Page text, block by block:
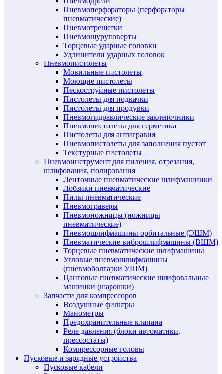
Пневмоперфораторы (перфораторы
пневматические)
Пневмотрещетки
Пневмошуруповерты
Торцевые ударные головки
Удлинители ударных головок
Пневмопистолеты
Мовильные пистолеты
Моющие пистолеты
Пескоструйные пистолеты
Пистолеты для подкачки
Пистолеты для продувки
Пневмогидравлические заклепочники
Пневмопистолеты для герметика
Пистолеты для антигравия
Пневмопистолеты для заполнения пустот
Текстурные пистолеты
Пневмоинструмент для пиления, отрезания,
шлифования, полирования
Ленточные пневматические шлифмашинки
Лобзики пневматические
Пилы пневматические
Пневмограверы
Пневмоножницы (ножницы
пневматические)
Пневмошлифмашины орбитальные (ЭШМ)
Пневматические виброшлифмашины (ВШМ)
Торцевые пневматические шлифмашины
Угловые пневмошлифмашины
(пневмоболгарки УШМ)
Цанговые пневматические шлифовальные
машинки (шарошки)
Запчасти для компрессоров
Воздушные фильтры
Манометры
Предохранительные клапана
Реле давления (блоки автоматики,
прессостаты)
Компрессорные головы
Пусковые и зарядные устройства
Пусковые кабели